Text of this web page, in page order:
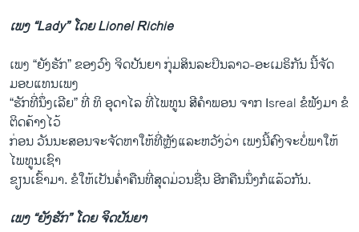
ເພງ “Lady” ໂດຍ Lionel Richie
ເພງ “ຍັງຮັກ” ຂອງວົງ ຈິດປັນຍາ ກຸ່ມສິນລະປິນລາວ-ອະເມຣິກັນ ນີ້ຈັດ
ມອບແທນເພງ
“ຮັກທີ່ນຶ່ງເລີຍ” ທີ່ ທິ ອຸດາໄລ ທີ່ໄພທູນ ສີຄໍາພອນ ຈາກ Isreal ຂໍຟັງມາ ຂໍ
ຕິດຄ້າງໄວ້
ກ່ອນ ວັນນະສອນຈະຈັດຫາໃຫ້ທີ່ຫຼັງແລະຫວັງວ່າ ເພງນີ້ຄົງຈະບໍ່ພາໃຫ້
ໄພທູນເຊົາ
ຂຽນເຂົ້າມາ. ຂໍໃຫ້ເປັນຄໍ່າຄືນທີ່ສຸດມ່ວນຊື່ນ ອີກຄືນນຶ່ງກໍແລ້ວກັນ.
ເພງ “ຍັງຮັກ” ໂດຍ ຈິດປັນຍາ